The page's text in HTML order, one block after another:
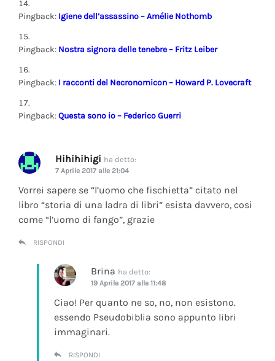
Pingback: Igiene dell’assassino – Amélie Nothomb
Pingback: Nostra signora delle tenebre – Fritz Leiber
Pingback: I racconti del Necronomicon – Howard P. Lovecraft
Pingback:Questa sono io – Federico Guerri
Hihihihigi ha detto:
7 Aprile 2017 alle 21:04
Vorrei sapere se “l’uomo che fischietta” citato nel
libro “storia di una ladra di libri” esista davvero, cosi
come “l’uomo di fango”, grazie
RISPONDI
Brina ha detto:
19 Aprile 2017 alle 11:48
Ciao! Per quanto ne so, no, non esistono.
essendo Pseudobiblia sono appunto libri
immaginari.
RISPONDI